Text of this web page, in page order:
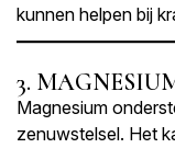
kunnen helpen bij
3.
Magnesium
zenuwstelsel. Het